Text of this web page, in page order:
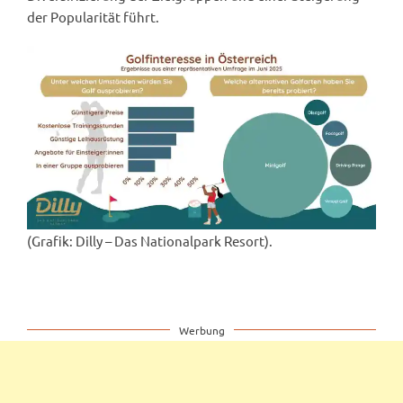
der Popularität führt.
(Grafik: Dilly – Das Nationalpark Resort).
Werbung